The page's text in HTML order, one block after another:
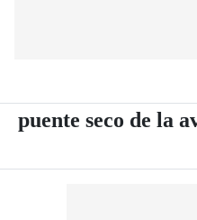
puente seco de la